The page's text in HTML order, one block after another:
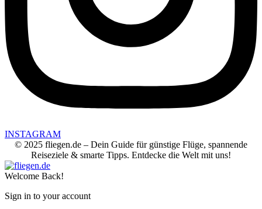
INSTAGRAM
© 2025 fliegen.de – Dein Guide für günstige Flüge, spannende
Reiseziele & smarte Tipps. Entdecke die Welt mit uns!
Welcome Back!
Sign in to your account